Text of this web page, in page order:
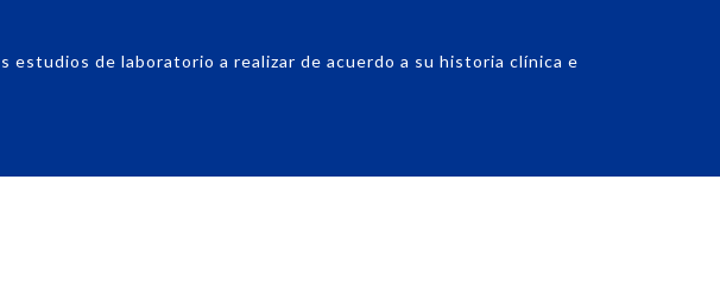
estudios de laboratorio a realizar de acuerdo a su historia clínica e